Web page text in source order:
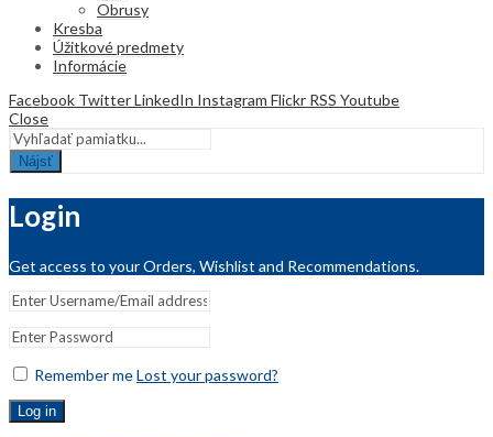
Obrusy
Kresba
Úžitkové predmety
Informácie
Facebook TwitterLinkedIn Instagram Flickr RSS Youtube
Close
Nájsť
Login
Get access to your Orders, Wishlist and Recommendations.
Remember meLost your password?
Log in